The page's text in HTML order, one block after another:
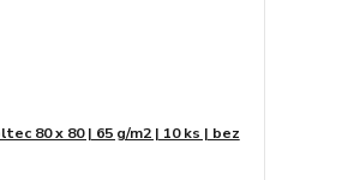
80 x 80 | 65 g/m2 | 10 ks | bez